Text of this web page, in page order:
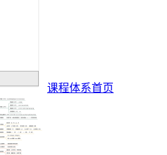
课程体系首页